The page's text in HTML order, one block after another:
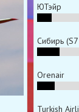
ЮТэйр
Сибирь
Orenair
Turkish